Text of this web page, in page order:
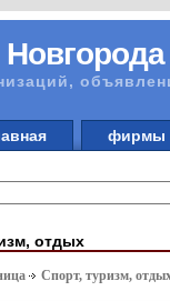
отдых
Спорт, туризм,